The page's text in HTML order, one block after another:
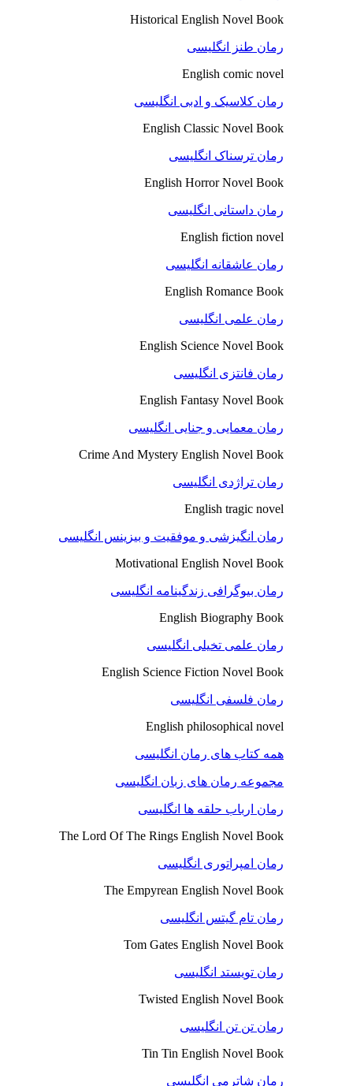
Historical English Novel Book
رمان طنز انگلیسی
English comic novel
رمان کلاسیک و ادبی انگلیسی
English Classic Novel Book
رمان ترسناک انگلیسی
English Horror Novel Book
رمان داستانی انگلیسی
English fiction novel
رمان عاشقانه انگلیسی
English Romance Book
رمان علمی انگلیسی
English Science Novel Book
رمان فانتزی انگلیسی
English Fantasy Novel Book
رمان معمایی و جنایی انگلیسی
Crime And Mystery English Novel Book
رمان تراژدی انگلیسی
English tragic novel
رمان انگیزشی و موفقیت و بیزینس انگلیسی
Motivational English Novel Book
رمان بیوگرافی زندگینامه انگلیسی
English Biography Book
رمان علمی تخیلی انگلیسی
English Science Fiction Novel Book
رمان فلسفی انگلیسی
English philosophical novel
همه کتاب های رمان انگلیسی
مجموعه رمان های زبان انگلیسی
رمان ارباب حلقه ها انگلیسی
The Lord Of The Rings English Novel Book
رمان امپراتوری انگلیسی
The Empyrean English Novel Book
رمان تام گیتس انگلیسی
Tom Gates English Novel Book
رمان تویستد انگلیسی
Twisted English Novel Book
رمان تن تن انگلیسی
Tin Tin English Novel Book
رمان شاترمی انگلیسی